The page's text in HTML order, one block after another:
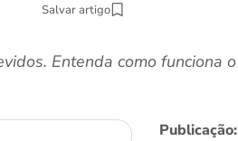
Salvar artigo
Entenda como funciona o
Publicação: